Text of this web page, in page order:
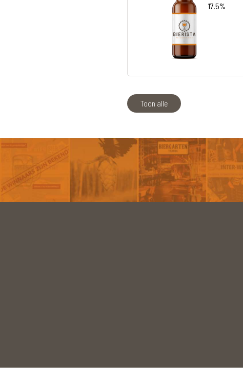
17.5%
Toon alle